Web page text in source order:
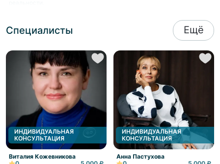
Специалисты Ещё
ИНДИВИДУАЛЬНАЯ
КОНСУЛЬТАЦИЯ
Виталия Кожевникова
ИНДИВИДУАЛЬНАЯ
КОНСУЛЬТАЦИЯ
Анна Пастухова